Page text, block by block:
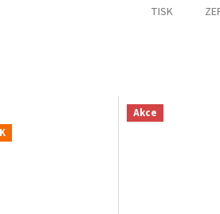
TISK
Akce